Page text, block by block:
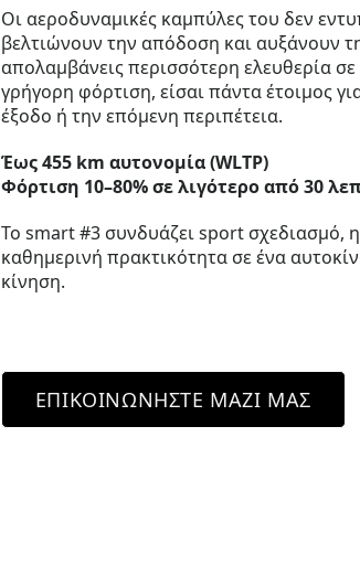
Οι αεροδυναμικές καμπύλες του δεν
βελτιώνουν την απόδοση και αυξάνουν
απολαμβάνεις περισσότερη ελευθερία
γρήγορη φόρτιση, είσαι πάντα έτοιμος
έξοδο ή την επόμενη περιπέτεια.
Έως 455 km αυτονομία (WLTP)
Φόρτιση 10–80% σε λιγότερο από 30
Το smart #3 συνδυάζει sport σχεδιασμό,
καθημερινή πρακτικότητα σε ένα
κίνηση.
ΕΠΙΚΟΙΝΩΝΉΣΤΕ ΜΑΖΊ ΜΑΣ